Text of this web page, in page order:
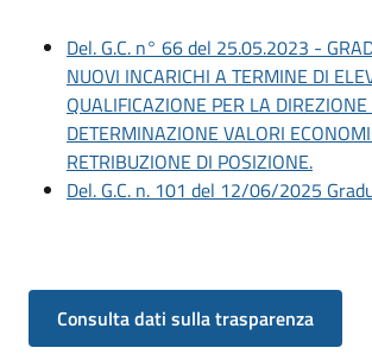
Del. G.C. n° 66 del 25.05.2023 -
NUOVI INCARICHI A TERMINE DI
QUALIFICAZIONE PER LA
DETERMINAZIONE VALORI
RETRIBUZIONE DI POSIZIONE.
Del. G.C. n. 101 del 12/06/2025
Consulta dati sulla trasparenza